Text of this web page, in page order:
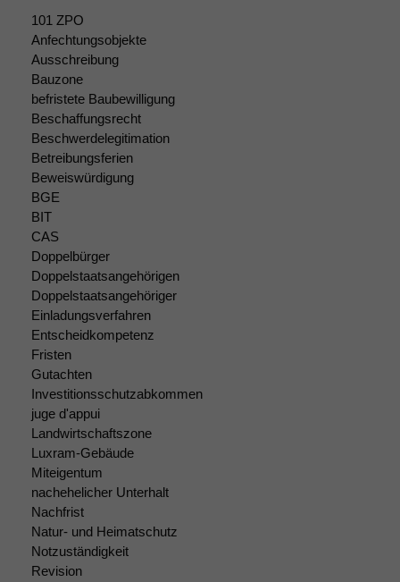
101 ZPO
Anfechtungsobjekte
Ausschreibung
Bauzone
befristete Baubewilligung
Beschaffungsrecht
Beschwerdelegitimation
Betreibungsferien
Beweiswürdigung
BGE
BIT
CAS
Doppelbürger
Doppelstaatsangehörigen
Doppelstaatsangehöriger
Einladungsverfahren
Entscheidkompetenz
Fristen
Gutachten
Investitionsschutzabkommen
juge d'appui
Landwirtschaftszone
Luxram-Gebäude
Miteigentum
nachehelicher Unterhalt
Nachfrist
Natur- und Heimatschutz
Notzuständigkeit
Revision